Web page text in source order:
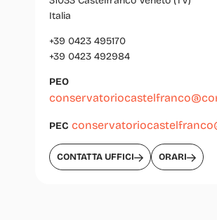
Italia
+39 0423 495170
+39 0423 492984
PEO
PEC
CONTATTA UFFICI ORARI